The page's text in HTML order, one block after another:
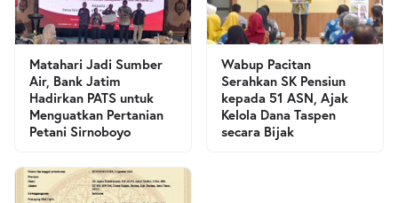
Matahari Jadi Sumber
Air, Bank Jatim
Hadirkan PATS untuk
Menguatkan Pertanian
Petani Sirnoboyo
Wabup Pacitan
Serahkan SK Pensiun
kepada 51 ASN, Ajak
Kelola Dana Taspen
secara Bijak